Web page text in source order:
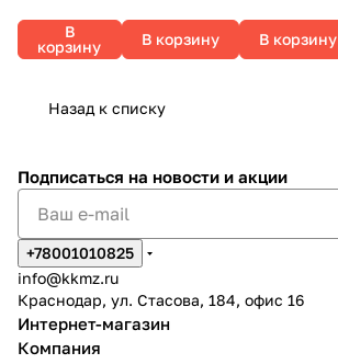
Электронная
поставка
В
корзину
Электронная
поставка
В корзину
поставка
В корзину
Назад к списку
Подписаться на новости и акции
+78001010825
info@kkmz.ru
Краснодар, ул. Стасова, 184, офис 16
Интернет-магазин
Компания